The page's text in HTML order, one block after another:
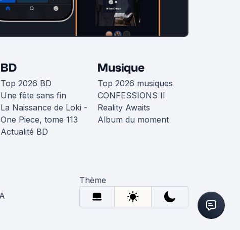
BD
Top 2026 BD
Une fête sans fin
La Naissance de Loki -
One Piece, tome 113
Actualité BD
Musique
Top 2026 musiques
CONFESSIONS II
Reality Awaits
Album du moment
Thème